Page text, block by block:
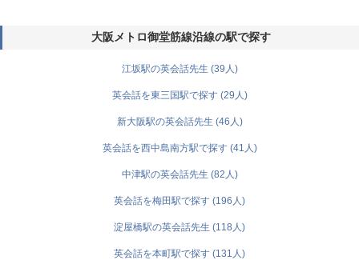
大阪メトロ御堂筋線沿線の駅で探す
江坂駅の英会話先生 (39人)
英会話を東三国駅で探す (29人)
新大阪駅の英会話先生 (46人)
英会話を西中島南方駅で探す (41人)
中津駅の英会話先生 (82人)
英会話を梅田駅で探す (196人)
淀屋橋駅の英会話先生 (118人)
英会話を本町駅で探す (131人)